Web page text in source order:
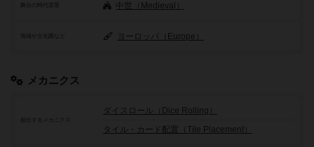
舞台の時代背景 中世（Medieval）
地域や文化圏など ヨーロッパ（Europe）
メカニクス
頻出するメカニクス
ダイスロール（Dice Rolling）
タイル・カード配置（Tile Placement）